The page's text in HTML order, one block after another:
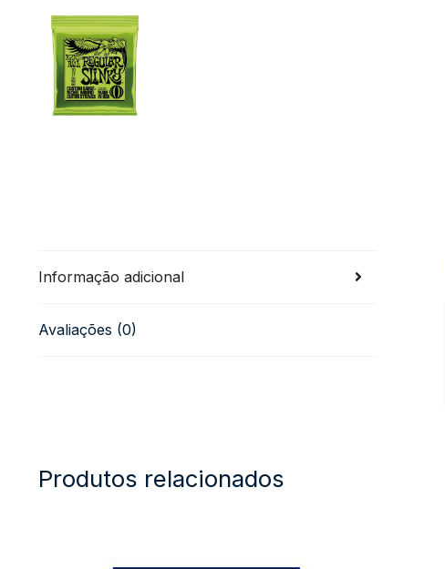
Informação adicional
Avaliações (0)
Produtos relacionados